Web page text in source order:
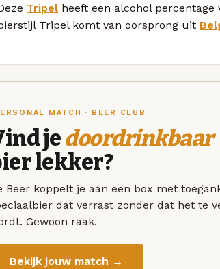
Tripel heeft een alcohol percentage
Tripel komt van oorsprong uit
MATCH · BEER CLUB
jedoordrinkbaar
lekker?
Beer koppelt je aan een box met
dat verrast zonder dat het te
Gewoon raak.
Bekijk jouw match →